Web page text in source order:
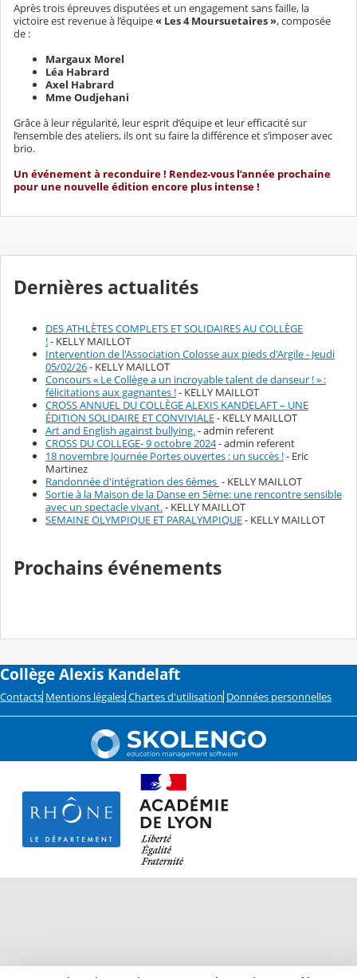
Après trois épreuves disputées et un engagement sans faille, la
victoire est revenue à l’équipe« Les 4 Moursuetaires », composée
de :
Margaux Morel
Léa Habrard
Axel Habrard
Mme Oudjehani
Grâce à leur régularité, leur esprit d’équipe et leur efficacité sur
l’ensemble des ateliers, ils ont su faire la différence et s’imposer avec
brio.
Un événement à reconduire ! Rendez-vous l’année prochaine
pour une nouvelle édition encore plus intense !
Dernières actualités
DES ATHLÈTES COMPLETS ET SOLIDAIRES AU COLLÈGE
!- KELLY MAILLOT
Intervention de l'Association Colosse aux pieds d'Argile - Jeudi
05/02/26- KELLY MAILLOT
Concours « Le Collège a un incroyable talent de danseur ! » :
félicitations aux gagnantes !- KELLY MAILLOT
CROSS ANNUEL DU COLLÈGE ALEXIS KANDELAFT – UNE
ÉDITION SOLIDAIRE ET CONVIVIALE- KELLY MAILLOT
Art and English against bullying.- admin referent
CROSS DU COLLEGE- 9 octobre 2024- admin referent
18 novembre Journée Portes ouvertes : un succès !- Eric
Martinez
Randonnée d'intégration des 6èmes - KELLY MAILLOT
Sortie à la Maison de la Danse en 5ème: une rencontre sensible
avec un spectacle vivant.- KELLY MAILLOT
SEMAINE OLYMPIQUE ET PARALYMPIQUE- KELLY MAILLOT
Prochains événements
Collège Alexis Kandelaft
Contacts Mentions légales Chartes d'utilisation Données personnelles